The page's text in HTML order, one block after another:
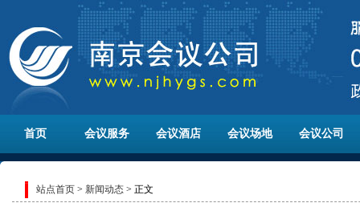
首页 会议服务 会议酒店 会议场地 会议公司
站点首页 > 新闻动态 > 正文